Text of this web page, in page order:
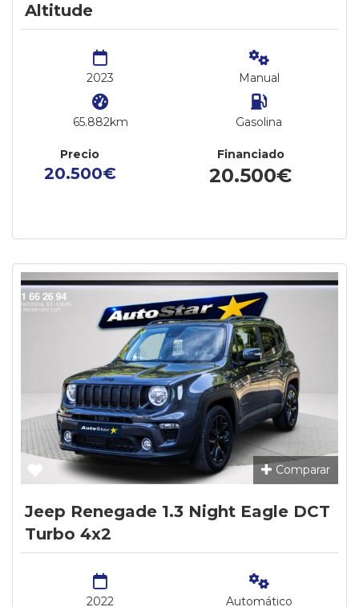
Altitude
2023
65.882km
Manual
Gasolina
Precio
20.500€
Financiado
20.500€
Comparar
Jeep Renegade 1.3 Night Eagle DCT
Turbo 4x2
2022 Automático